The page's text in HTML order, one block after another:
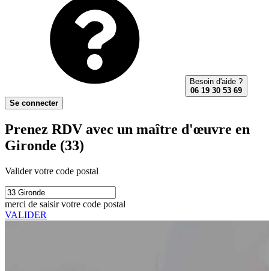
Besoin d'aide ?
06 19 30 53 69
Se connecter
Prenez RDV avec un maître d'œuvre en
Gironde (33)
Valider votre code postal
merci de saisir votre code postal
VALIDER